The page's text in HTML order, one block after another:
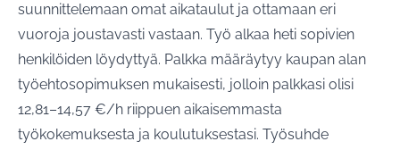
suunnittelemaan omat aikataulut ja ottamaan eri
vuoroja joustavasti vastaan. Työ alkaa heti sopivien
henkilöiden löydyttyä. Palkka määräytyy kaupan alan
työehtosopimuksen mukaisesti, jolloin palkkasi olisi
12,81–14,57 €/h riippuen aikaisemmasta
työkokemuksesta ja koulutuksestasi. Työsuhde